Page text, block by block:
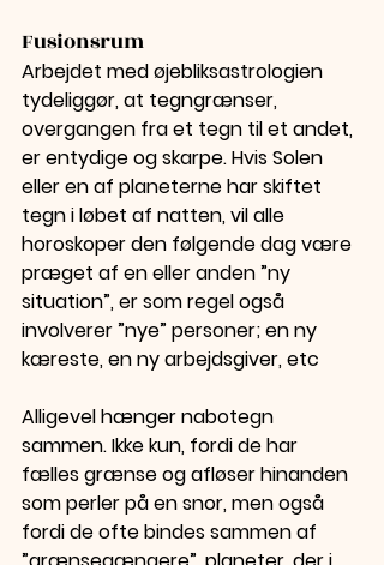
Fusionsrum
Arbejdet med øjebliksastrologien
tydeliggør, at tegngrænser,
overgangen fra et tegn til et andet,
er entydige og skarpe. Hvis Solen
eller en af planeterne har skiftet
tegn i løbet af natten, vil alle
horoskoper den følgende dag være
præget af en eller anden ”ny
situation”, er som regel også
involverer ”nye” personer; en ny
kæreste, en ny arbejdsgiver, etc
Alligevel hænger nabotegn
sammen. Ikke kun, fordi de har
fælles grænse og afløser hinanden
som perler på en snor, men også
fordi de ofte bindes sammen af